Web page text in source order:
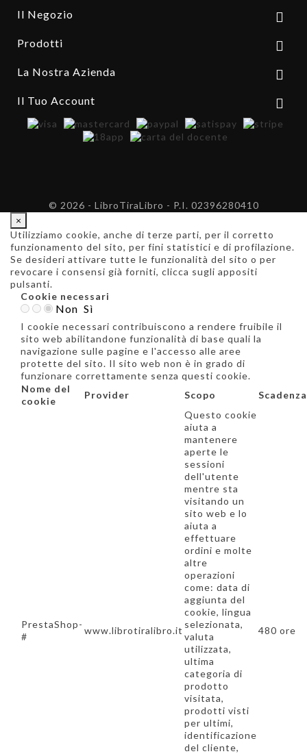
Il Negozio 
Prodotti 
La Nostra Azienda 
Il Tuo Account 
© 2026 - LibroTiraLibro - P.I. 02396280410
×
Utilizziamo cookie, anche di terze parti, per il corretto
funzionamento del sito, per fini statistici e di profilazione.
Se desideri attivare tutte le funzionalità del sito o per
revocare i consensi già forniti, clicca sugli appositi
pulsanti.
Cookie necessari
Non Sì
I cookie necessari contribuiscono a rendere fruibile il
sito web abilitandone funzionalità di base quali la
navigazione sulle pagine e l'accesso alle aree
protette del sito. Il sito web non è in grado di
funzionare correttamente senza questi cookie.
Nome del
cookie
Provider Scopo Scadenza
PrestaShop-
#
www.librotiralibro.it
Questo cookie
aiuta a
mantenere
aperte le
sessioni
dell'utente
mentre sta
visitando un
sito web e lo
aiuta a
effettuare
ordini e molte
altre
operazioni
come: data di
aggiunta del
cookie, lingua
selezionata,
valuta
utilizzata,
ultima
categoria di
prodotto
visitata,
prodotti visti
per ultimi,
identificazione
del cliente,
480 ore